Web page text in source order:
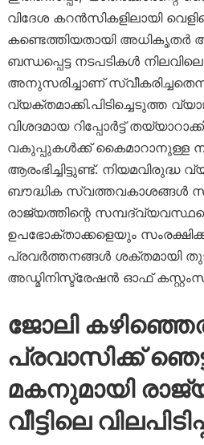
വിദേശ കറൻസികളിലായി
കണ്ടെത്തിയതായി അധികൃതർ
ബന്ധപ്പെട്ട നടപടികൾ
അനുസരിച്ചാണ്
വ്യക്തമാക്കി.പിടിച്ചെടുത്ത
വിശദമായ റിപ്പോർട്ട്
വകുപ്പുകൾക്ക് കൈമാറാനുള്ള
ആരംഭിച്ചിട്ടുണ്ട്. നിയമവിരുദ്ധ
ബൗദ്ധിക സ്വത്തവകാശങ്ങൾ
രാജ്യത്തിന്റെ
ഉപഭോക്താക്കളെയും
പ്രവർത്തനങ്ങൾ ശക്തമായി
അഡ്മിനിസ്ട്രേഷൻ ഓഫ്
ജോലി
പ്രവാസിക്ക്
മകനുമായി
വീട്ടിലെ